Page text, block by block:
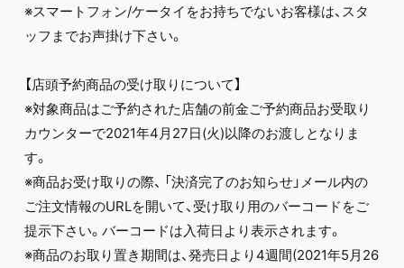
※スマートフォン/ケータイをお持ちでないお客様は、スタ
ッフまでお声掛け下さい。
【店頭予約商品の受け取りについて】
※対象商品はご予約された店舗の前金ご予約商品お受取り
カウンターで2021年4月27日(火)以降のお渡しとなりま
す。
※商品お受け取りの際、 「決済完了のお知らせ」メール内の
ご注文情報のURLを開いて、受け取り用のバーコードをご
提示下さい。バーコードは入荷日より表示されます。
※商品のお取り置き期間は、発売日より4週間(2021年5月26